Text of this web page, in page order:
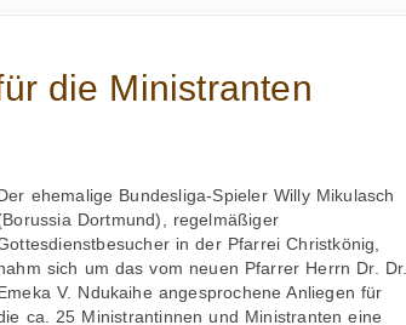
die Ministranten
ehemalige Bundesliga-Spieler Willy Mikulasch
Dortmund), regelmäßiger
in der Pfarrei Christkönig,
sich um das vom neuen Pfarrer Herrn Dr. Dr.
V. Ndukaihe angesprochene Anliegen für
ca. 25 Ministrantinnen und Ministranten eine